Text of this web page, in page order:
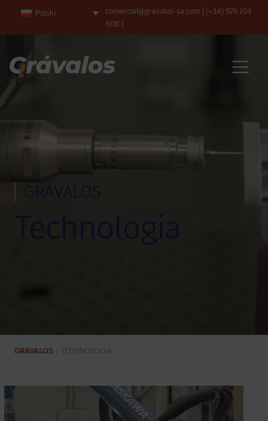
Polski comercial@gravalos-sa.com | (+34) 976 104
808 |
Main Navigation
GRÁVALOS
Technologia
GRÁVALOS TECHNOLOGIA